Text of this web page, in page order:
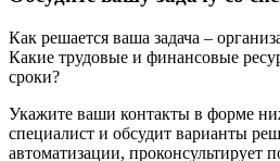
Как решается ваша задача –
Какие трудовые и финансовые
сроки?
Укажите ваши контакты в форме
специалист и обсудит варианты
автоматизации, проконсультирует